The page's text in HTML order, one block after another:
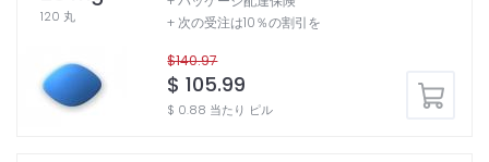
120 丸
$140.97
$ 105.99
$ 0.88 当たり ピル
+ 次の受注は10％の割引を